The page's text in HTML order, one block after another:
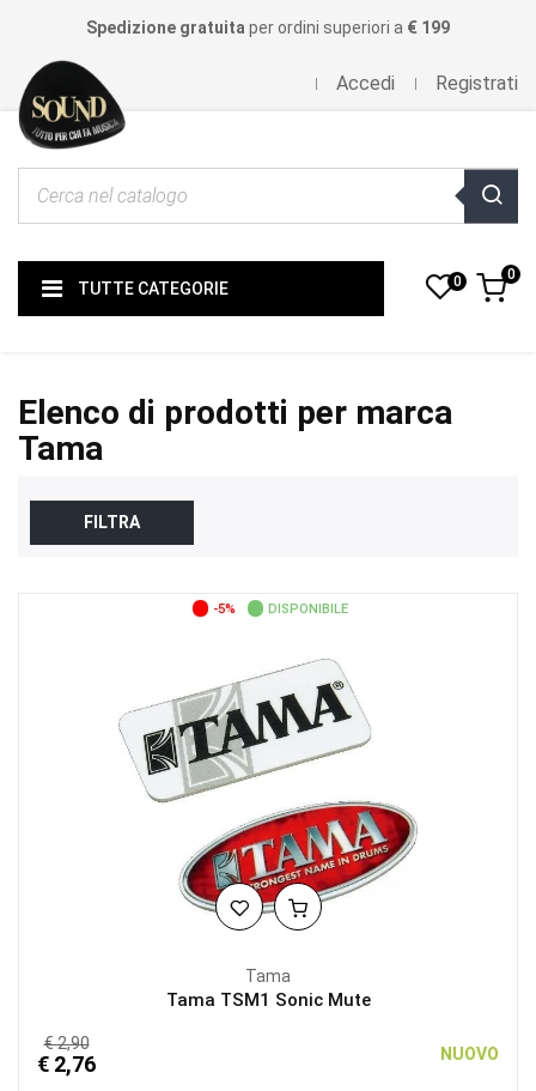
Spedizione gratuita per ordini superiori a € 199
Accedi Registrati
TUTTE CATEGORIE 0 0
Elenco di prodotti per marca
Tama
FILTRA
-5% DISPONIBILE
Tama
Tama TSM1 Sonic Mute
€ 2,90
€ 2,76 NUOVO